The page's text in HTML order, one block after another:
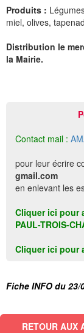
Produits :
miel, olives,
Distribution le
la Mairie.
Contact mail :
pour leur écrire
gmail.com
en enlevant les
Cliquer ici pour
PAUL-TROIS-
Cliquer ici pour
Fiche INFO du 23/
RETOUR AUX